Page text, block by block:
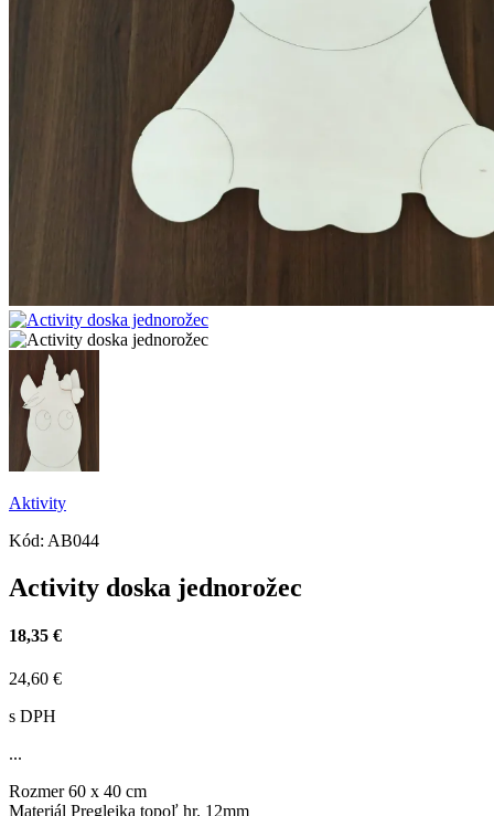
Aktivity
Kód: AB044
Activity doska jednorožec
18,35 €
24,60 €
s DPH
...
Rozmer 60 x 40 cm
Materiál Preglejka topoľ hr. 12mm